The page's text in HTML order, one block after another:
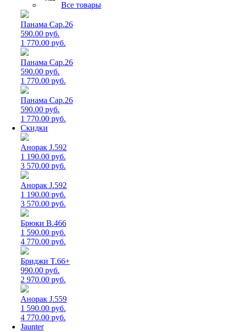
Все товары
Панама Cap.26
590.00 руб.
1 770.00 руб.
Панама Cap.26
590.00 руб.
1 770.00 руб.
Панама Cap.26
590.00 руб.
1 770.00 руб.
Скидки
Анорак J.592
1 190.00 руб.
3 570.00 руб.
Анорак J.592
1 190.00 руб.
3 570.00 руб.
Брюки B.466
1 590.00 руб.
4 770.00 руб.
Бриджи T.66+
990.00 руб.
2 970.00 руб.
Анорак J.559
1 590.00 руб.
4 770.00 руб.
Jaunter